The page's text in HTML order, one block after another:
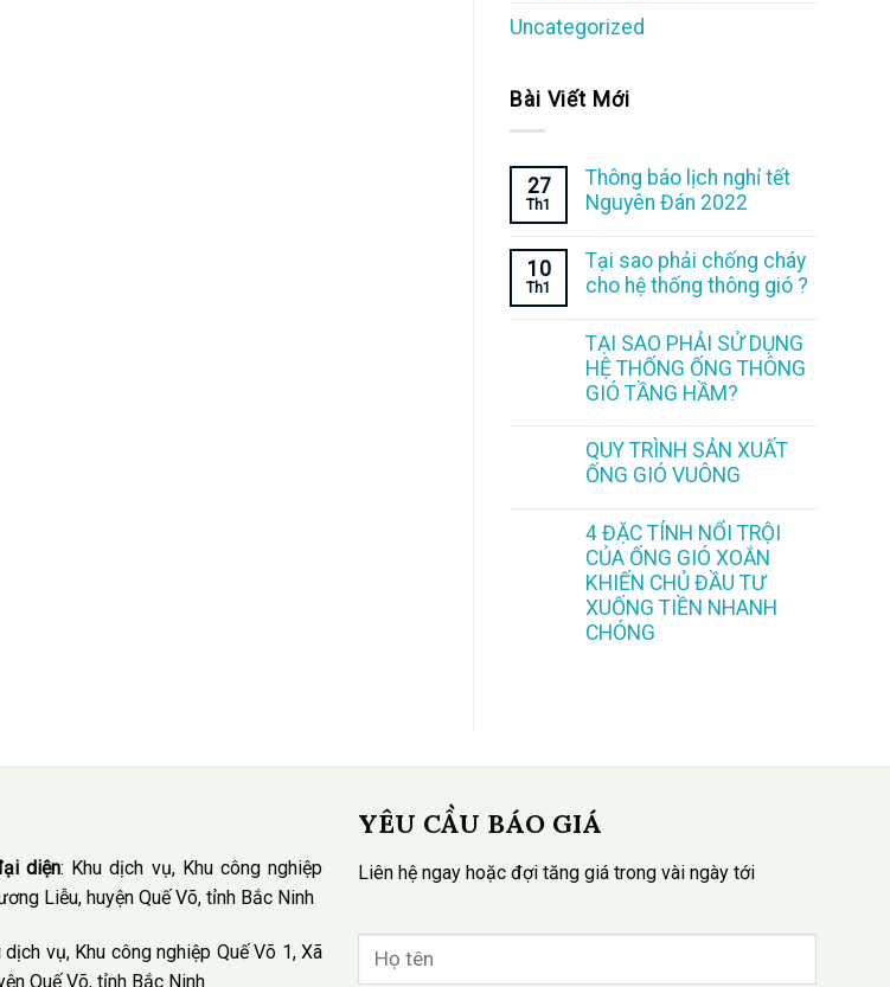
Uncategorized
Bài Viết Mới
27
Th1
Thông báo lịch nghỉ tết
Nguyên Đán 2022
10
Th1
Tại sao phải chống cháy
cho hệ thống thông gió ?
TẠI SAO PHẢI SỬ DỤNG
HỆ THỐNG ỐNG THÔNG
GIÓ TẦNG HẦM?
QUY TRÌNH SẢN XUẤT
ỐNG GIÓ VUÔNG
4 ĐẶC TÍNH NỔI TRỘI
CỦA ỐNG GIÓ XOẮN
KHIẾN CHỦ ĐẦU TƯ
XUỐNG TIỀN NHANH
CHÓNG
diện: Khu dịch vụ, Khu công nghiệp
Liễu, huyện Quế Võ, tỉnh Bắc Ninh
dịch vụ, Khu công nghiệp Quế Võ 1, Xã
Quế Võ, tỉnh Bắc Ninh
YÊU CẦU BÁO GIÁ
Liên hệ ngay hoặc đợi tăng giá trong vài ngày tới